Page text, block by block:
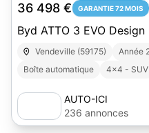
36 498 € GARANTIE 72 MOIS
Byd ATTO 3 EVO
Vendeville (59175) Année
Boîte automatique
4x4 - SUV
AUTO-ICI
236 annonces